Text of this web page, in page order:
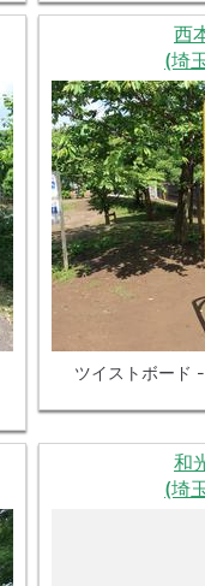
西
(埼
ツイストボード
和
(埼